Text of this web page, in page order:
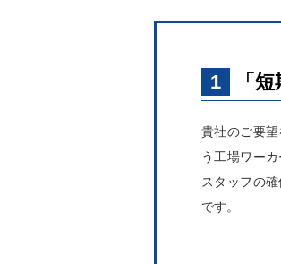
1 「
貴社のご要
う工場ワー
スタッフの
です。